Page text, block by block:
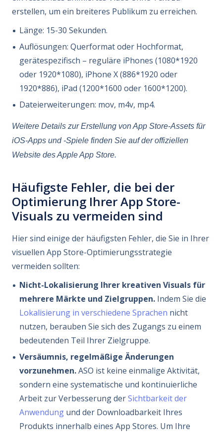
erstellen, um ein breiteres Publikum zu erreichen.
Länge: 15-30 Sekunden.
Auflösungen: Querformat oder Hochformat,
gerätespezifisch – reguläre iPhones (1080*1920
oder 1920*1080), iPhone X (886*1920 oder
1920*886), iPad (1200*1600 oder 1600*1200).
Dateierweiterungen: mov, m4v, mp4.
Weitere Details zur Erstellung von App Store-Assets für
iOS-Apps und -Spiele finden Sie auf der offiziellen
Website des Apple App Store.
Häufigste Fehler, die bei der
Optimierung Ihrer App Store-
Visuals zu vermeiden sind
Hier sind einige der häufigsten Fehler, die Sie in Ihrer
visuellen App Store-Optimierungsstrategie
vermeiden sollten:
Nicht-Lokalisierung Ihrer kreativen Visuals für
mehrere Märkte und Zielgruppen.Indem Sie die
Lokalisierung in verschiedene Sprachen nicht
nutzen, berauben Sie sich des Zugangs zu einem
bedeutenden Teil Ihrer Zielgruppe.
Versäumnis, regelmäßige Änderungen
vorzunehmen.ASO ist keine einmalige Aktivität,
sondern eine systematische und kontinuierliche
Arbeit zur Verbesserung derSichtbarkeit der
Anwendungund der Downloadbarkeit Ihres
Produkts innerhalb eines App Stores. Um Ihre